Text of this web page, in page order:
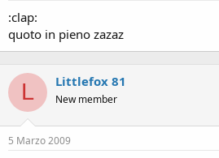
:clap:
quoto in pieno zazaz
L Littlefox 81
New member
5 Marzo 2009